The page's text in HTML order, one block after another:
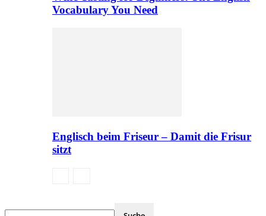
Vocabulary You Need
Englisch beim Friseur – Damit die Frisur
sitzt